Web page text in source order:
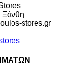
Ξάνθη
stores.gr